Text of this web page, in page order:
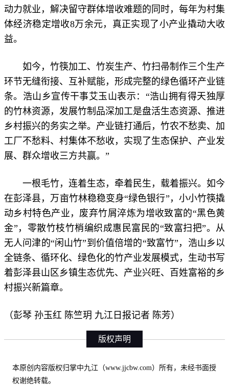
动力就业，解决留守群体增收难题的同时，每年为村集
体经济稳定增收8万余元，真正实现了小产业撬动大收
益。
如今，竹筷加工、竹炭生产、竹扫帚制作三个生产
环节无缝衔接、互补赋能，形成完整的绿色循环产业链
条。浩山乡宣传干事艾玉山表示：“浩山拥有得天独厚
的竹林资源，发展竹制品深加工是盘活生态资源、推进
乡村振兴的务实之举。产业链打通后，竹农不愁卖、加
工厂不愁料、村集体不愁收，实现了生态保护、产业发
展、群众增收三方共赢。”
一根毛竹，连着生态，牵着民生，载着振兴。如今
在彭泽县，万亩竹林稳稳变身“绿色银行”，小小竹筷撬
动乡村特色产业，废弃竹屑淬炼为增收致富的“黑色黄
金”，零散竹枝竹梢编织成惠民富民的“致富扫把”。从
无人问津的“闲山竹”到价值倍增的“致富竹”，浩山乡以
全链条、循环化、绿色化的竹产业发展模式，生动书写
着彭泽县山区乡镇生态优先、产业兴旺、百姓富裕的乡
村振兴新篇章。
（彭琴 孙玉红 陈竺玥 九江日 报记者 陈芳）
版权声明
本原创内容版权归掌中九江（www.jjcbw.com）所有，未经书面授
权谢绝转载。